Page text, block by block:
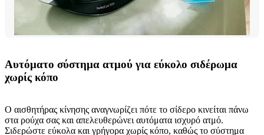
Αυτόματο σύστημα ατμού για εύκολο σιδέρωμα
χωρίς κόπο
Ο αισθητήρας κίνησης αναγνωρίζει πότε το σίδερο κινείται πάνω
στα ρούχα σας και απελευθερώνει αυτόματα ισχυρό ατμό.
Σιδερώστε εύκολα και γρήγορα χωρίς κόπο, καθώς το σύστημα